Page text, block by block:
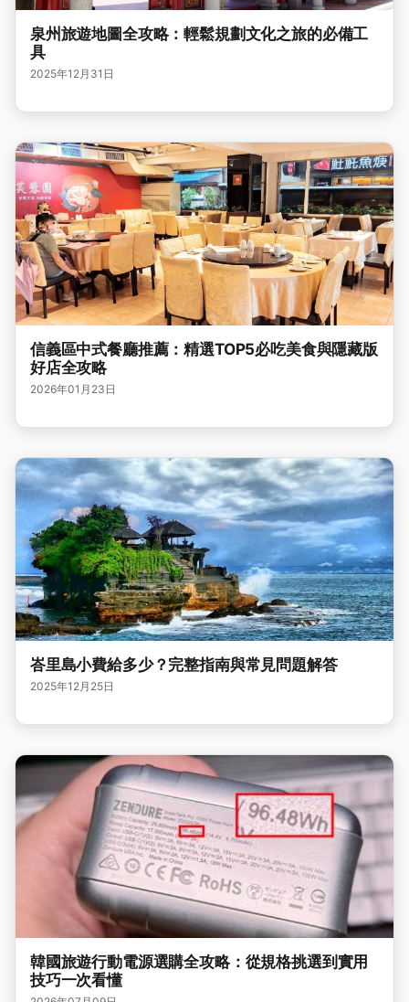
泉州旅遊地圖全攻略：輕鬆規劃文化之旅的必備工
具
2025年12月31日
信義區中式餐廳推薦：精選TOP5必吃美食與隱藏版
好店全攻略
2026年01月23日
峇里島小費給多少？完整指南與常見問題解答
2025年12月25日
韓國旅遊行動電源選購全攻略：從規格挑選到實用
技巧一次看懂